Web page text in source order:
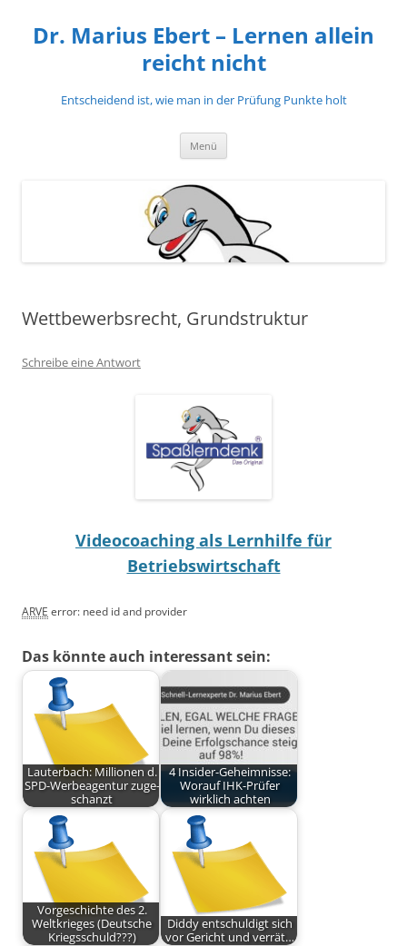
springen
Dr. Marius Ebert – Lernen allein
reicht nicht
Entscheidend ist, wie man in der Prüfung Punkte holt
Menü
Wettbewerbsrecht, Grundstruktur
Schreibe eine Antwort
Videocoaching als Lernhilfe für
Betriebswirtschaft
ARVE error: need id and provider
Das könnte auch interessant sein:
Lauterbach: Millionen d.
SPD-Werbeagentur zuge-
schanzt
4 Insider-Geheimnisse:
Worauf IHK-Prüfer
wirklich achten
Vorgeschichte des 2.
Weltkrieges (Deutsche
Kriegsschuld???)
Diddy entschuldigt sich
vor Gericht und verrät…